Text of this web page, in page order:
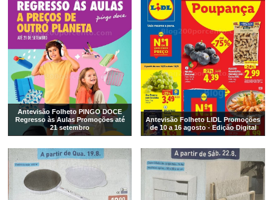
Antevisão Folheto PINGO DOCE
Regresso às Aulas Promoções até
21 setembro
Antevisão Folheto LIDL Promoções
de 10 a 16 agosto - Edição Digital